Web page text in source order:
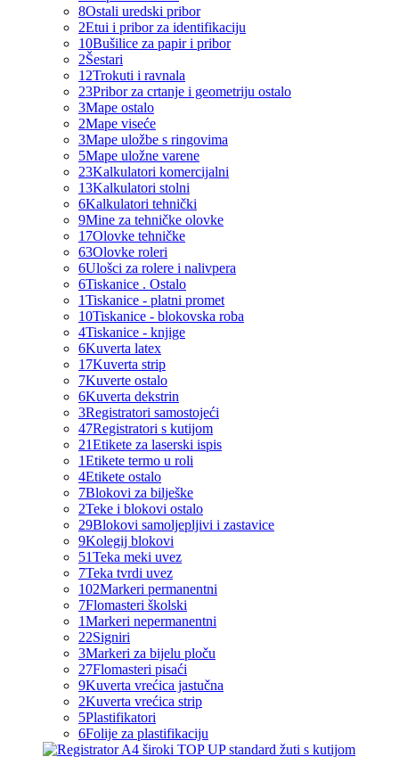
8Ostali uredski pribor
2Etui i pribor za identifikaciju
10Bušilice za papir i pribor
2Šestari
12Trokuti i ravnala
23Pribor za crtanje i geometriju ostalo
3Mape ostalo
2Mape viseće
3Mape uložbe s ringovima
5Mape uložne varene
23Kalkulatori komercijalni
13Kalkulatori stolni
6Kalkulatori tehnički
9Mine za tehničke olovke
17Olovke tehničke
63Olovke roleri
6Ulošci za rolere i nalivpera
6Tiskanice . Ostalo
1Tiskanice - platni promet
10Tiskanice - blokovska roba
4Tiskanice - knjige
6Kuverta latex
17Kuverta strip
7Kuverte ostalo
6Kuverta dekstrin
3Registratori samostojeći
47Registratori s kutijom
21Etikete za laserski ispis
1Etikete termo u roli
4Etikete ostalo
7Blokovi za bilješke
2Teke i blokovi ostalo
29Blokovi samoljepljivi i zastavice
9Kolegij blokovi
51Teka meki uvez
7Teka tvrdi uvez
102Markeri permanentni
7Flomasteri školski
1Markeri nepermanentni
22Signiri
3Markeri za bijelu ploču
27Flomasteri pisaći
9Kuverta vrećica jastučna
2Kuverta vrećica strip
5Plastifikatori
6Folije za plastifikaciju